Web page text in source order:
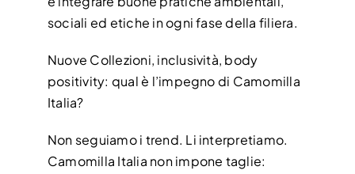
sociali ed etiche in ogni fase della filiera.
Nuove Collezioni, inclusività, body
positivity: qual è l’impegno di Camomilla
Italia?
Non seguiamo i trend. Li interpretiamo.
Camomilla Italia non impone taglie: